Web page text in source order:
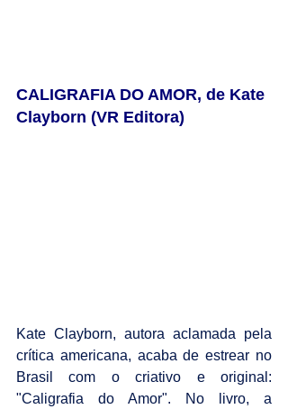
CALIGRAFIA DO AMOR, de Kate
Clayborn (VR Editora)
Kate Clayborn, autora aclamada pela
crítica americana, acaba de estrear no
Brasil com o criativo e original:
"Caligrafia do Amor". No livro, a